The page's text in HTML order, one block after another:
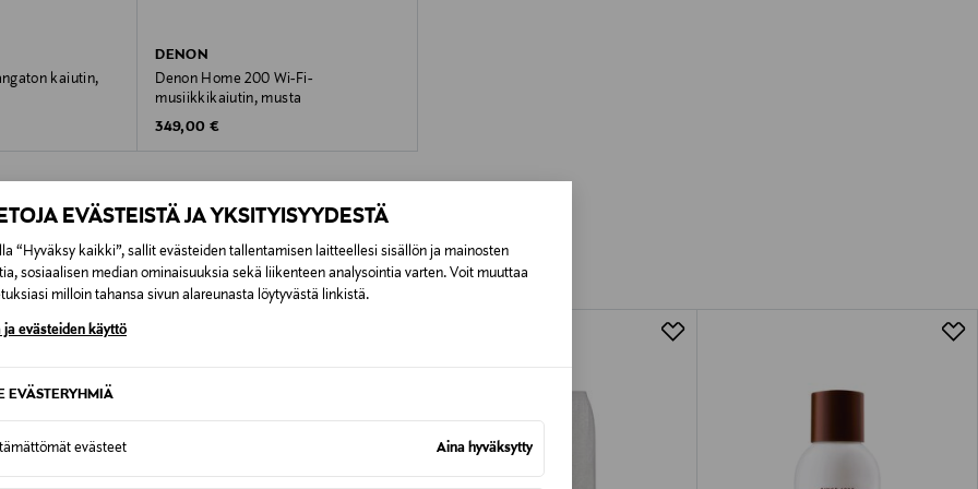
EVÄSTEISTÄ JA YKSITYISYYDESTÄ
“Hyväksy kaikki”, sallit evästeiden tallentamisen laitteellesi sisällön ja mainosten
sosiaalisen median ominaisuuksia sekä liikenteen analysointia varten. Voit muuttaa
milloin tahansa sivun alareunasta löytyvästä linkistä.
ja evästeiden käyttö
EVÄSTERYHMIÄ
evästeet Aina hyväksytty
HEOS-sovelluksella ja nauti aidosta stereosta. Denon Home 350 -kaiuttimet toimivat
laatuisen kokonaisuuden, ilman suuren järjestelmän lukuisia komponentteja. Kuuntele jopa
kaiutin,
DENON
Denon Home 200 Wi-Fi-
musiikkikaiutin, musta
Original Price
349,00 €